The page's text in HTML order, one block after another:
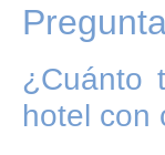
¿Cuánto
hotel con